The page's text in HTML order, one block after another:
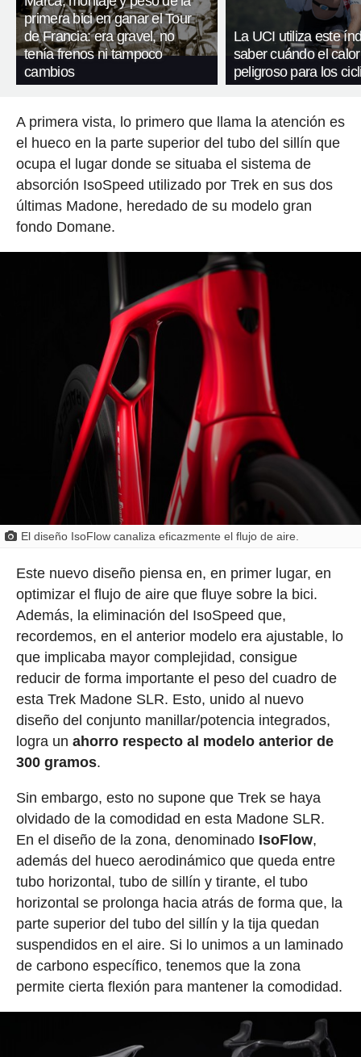
primera bici en ganar el Tour
de Francia: era gravel, no
tenía frenos ni tampoco
cambios
La UCI utiliza este
saber cuándo el
peligroso para los
A primera vista, lo primero que llama la atención es
el hueco en la parte superior del tubo del sillín que
ocupa el lugar donde se situaba el sistema de
absorción IsoSpeed utilizado por Trek en sus dos
últimas Madone, heredado de su modelo gran
fondo Domane.
El diseño IsoFlow canaliza eficazmente el flujo de aire.
Este nuevo diseño piensa en, en primer lugar, en
optimizar el flujo de aire que fluye sobre la bici.
Además, la eliminación del IsoSpeed que,
recordemos, en el anterior modelo era ajustable, lo
que implicaba mayor complejidad, consigue
reducir de forma importante el peso del cuadro de
esta Trek Madone SLR. Esto, unido al nuevo
diseño del conjunto manillar/potencia integrados,
logra un ahorro respecto al modelo anterior de
300 gramos.
Sin embargo, esto no supone que Trek se haya
olvidado de la comodidad en esta Madone SLR.
En el diseño de la zona, denominado IsoFlow,
además del hueco aerodinámico que queda entre
tubo horizontal, tubo de sillín y tirante, el tubo
horizontal se prolonga hacia atrás de forma que, la
parte superior del tubo del sillín y la tija quedan
suspendidos en el aire. Si lo unimos a un laminado
de carbono específico, tenemos que la zona
permite cierta flexión para mantener la comodidad.